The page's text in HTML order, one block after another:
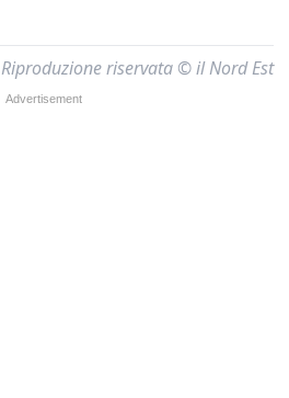
Riproduzione riservata © il Nord Est